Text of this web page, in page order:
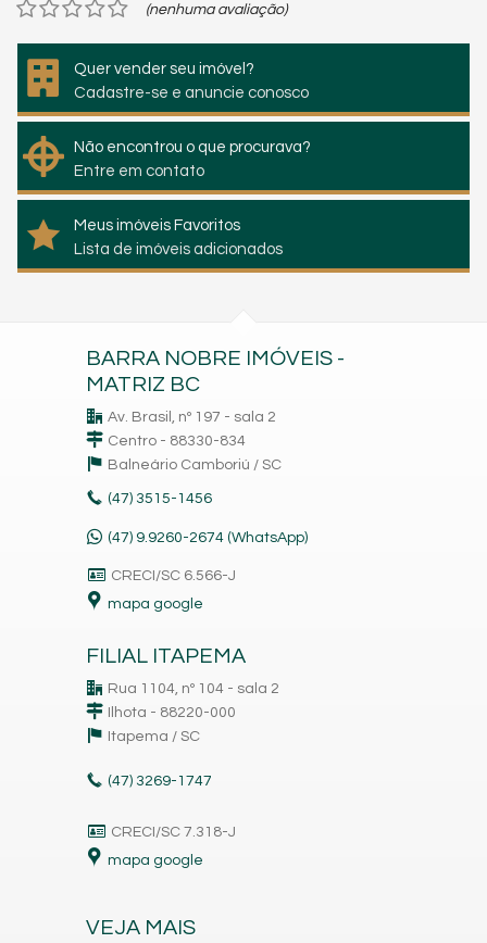
(nenhuma avaliação)
Quer vender seu imóvel?
Cadastre-se e anuncie conosco
Não encontrou o que procurava?
Entre em contato
Meus imóveis Favoritos
Lista de imóveis adicionados
BARRA NOBRE IMÓVEIS -
MATRIZ BC
Av. Brasil, nº 197 - sala 2
Centro - 88330-834
Balneário Camboriú / SC
(47) 3515-1456
(47) 9.9260-2674 (WhatsApp)
CRECI/SC 6.566-J
mapa google
FILIAL ITAPEMA
Rua 1104, nº 104 - sala 2
Ilhota - 88220-000
Itapema / SC
(47) 3269-1747
CRECI/SC 7.318-J
mapa google
VEJA MAIS